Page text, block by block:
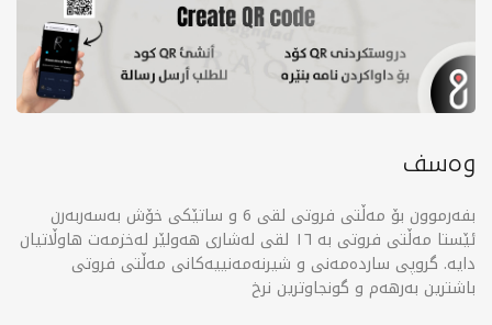
وەسف
بفەرموون بۆ مەڵتی فروتی لقی 6 و ساتێکی خۆش بەسەربەرن
ئێستا مەڵتی فروتی بە ١٦ لقی لەشاری هەولێر لەخزمەت هاوڵاتیان
دایە. گروپی سارده‌مه‌نی و شیرنه‌مه‌نییه‌كانی مه‌ڵتی فروتی
باشترین به‌رهه‌م و گونجاوترین نرخ